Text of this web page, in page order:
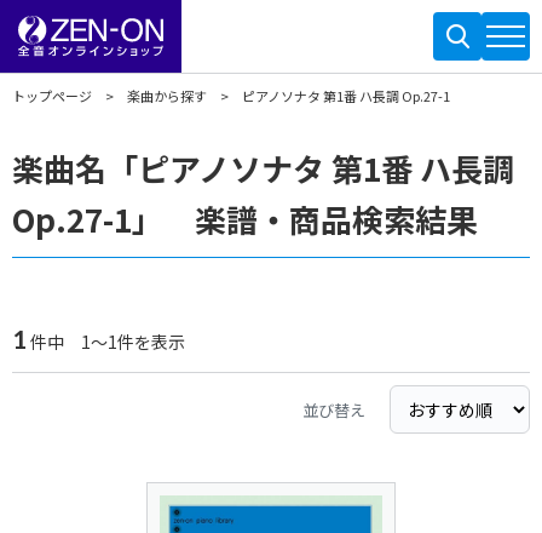
トップページ 楽曲から探す ピアノソナタ 第1番 ハ長調 Op.27-1
楽曲名「ピアノソナタ 第1番 ハ長調
Op.27-1」 楽譜・商品検索結果
1 件中 1～1件を表示
並び替え